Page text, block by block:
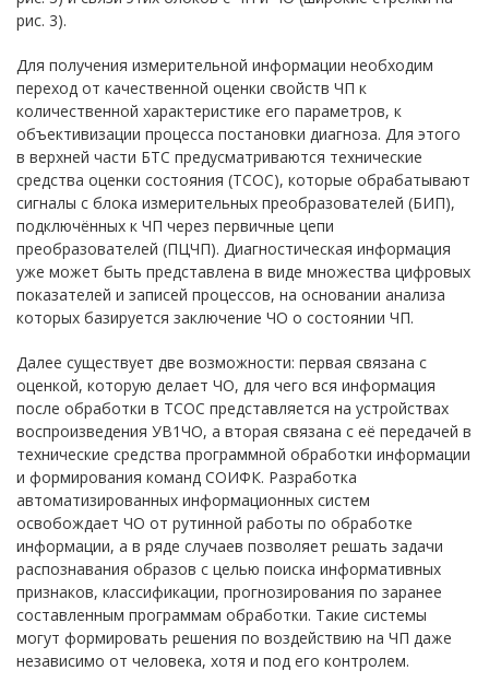
рис. 3).
Для получения измерительной информации необходим
переход от качественной оценки свойств ЧП к
количественной характеристике его параметров, к
объективизации процесса постановки диагноза. Для этого
в верхней части БТС предусматриваются технические
средства оценки состояния (ТСОС), которые обрабатывают
сигналы с блока измерительных преобразователей (БИП),
подключённых к ЧП через первичные цепи
преобразователей (ПЦЧП). Диагностическая информация
уже может быть представлена в виде множества цифровых
показателей и записей процессов, на основании анализа
которых базируется заключение ЧО о состоянии ЧП.
Далее существует две возможности: первая связана с
оценкой, которую делает ЧО, для чего вся информация
после обработки в ТСОС представляется на устройствах
воспроизведения УВ1ЧО, а вторая связана с её передачей в
технические средства программной обработки информации
и формирования команд СОИФК. Разработка
автоматизированных информационных систем
освобождает ЧО от рутинной работы по обработке
информации, а в ряде случаев позволяет решать задачи
распознавания образов с целью поиска информативных
признаков, классификации, прогнозирования по заранее
составленным программам обработки. Такие системы
могут формировать решения по воздействию на ЧП даже
независимо от человека, хотя и под его контролем.